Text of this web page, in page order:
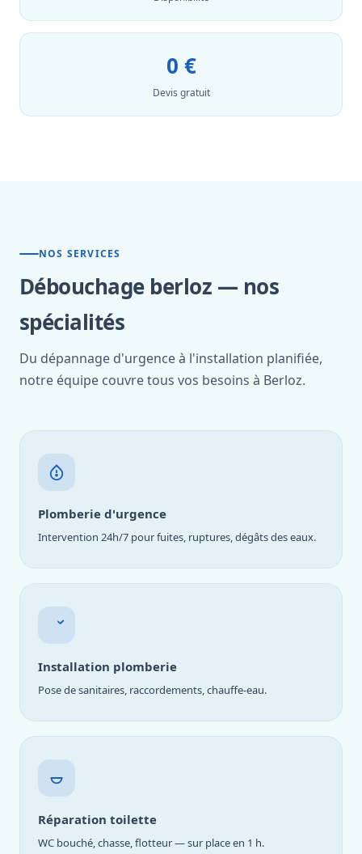
0 €
Devis gratuit
NOS SERVICES
Débouchage berloz — nos
spécialités
Du dépannage d'urgence à l'installation planifiée,
notre équipe couvre tous vos besoins à Berloz.
Plomberie d'urgence
Intervention 24h/7 pour fuites, ruptures, dégâts des eaux.
Installation plomberie
Pose de sanitaires, raccordements, chauffe-eau.
Réparation toilette
WC bouché, chasse, flotteur — sur place en 1 h.